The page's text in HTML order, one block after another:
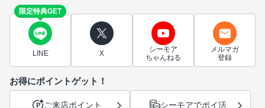
限定特典GET
LINE X
シーモア
ちゃんねる
メルマガ
登録
お得にポイントゲット！
ご来店ポイント シーモアでポイ活